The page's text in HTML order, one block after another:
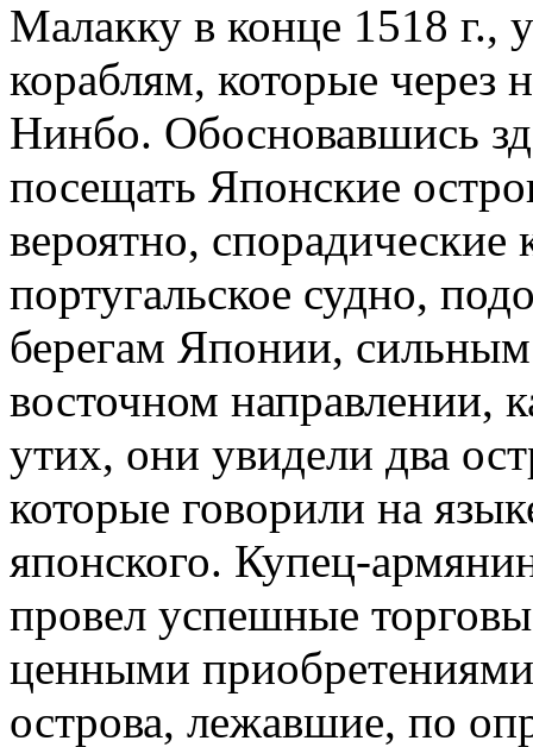
Малакку в конце 1518 г.,
кораблям, которые через
Нинбо. Обосновавшись
посещать Японские
вероятно, спорадические
португальское судно,
берегам Японии,
восточном направлении,
утих, они увидели два
которые говорили на
японского. Купец-
провел успешные
ценными
острова, лежавшие, по